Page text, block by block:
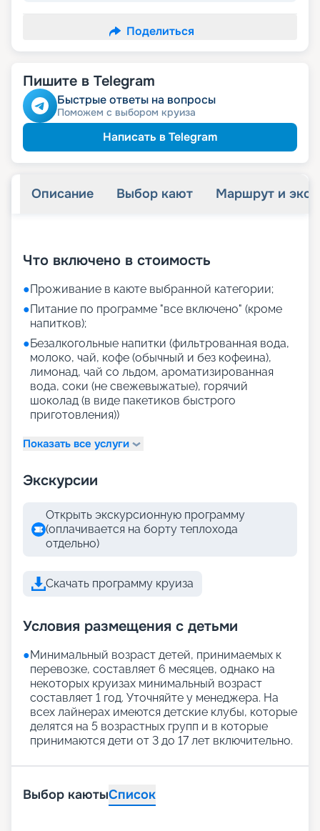
Поделиться
Пишите в Telegram
Быстрые ответы на вопросы
Поможем с выбором круиза
Написать в Telegram
Описание Выбор кают Маршрут и
Что включено в стоимость
●Проживание в каюте выбранной категории;
●Питание по программе "все включено" (кроме
напитков);
●Безалкогольные напитки (фильтрованная вода,
молоко, чай, кофе (обычный и без кофеина),
лимонад, чай со льдом, ароматизированная
вода, соки (не свежевыжатые), горячий
шоколад (в виде пакетиков быстрого
приготовления))
Показать все услуги
Экскурсии
Открыть экскурсионную программу
(оплачивается на борту теплохода
отдельно)
Скачать программу круиза
Условия размещения с детьми
●Минимальный возраст детей, принимаемых к
перевозке, составляет 6 месяцев, однако на
некоторых круизах минимальный возраст
составляет 1 год. Уточняйте у менеджера. На
всех лайнерах имеются детские клубы, которые
делятся на 5 возрастных групп и в которые
принимаются дети от 3 до 17 лет включительно.
Выбор каютыСписок